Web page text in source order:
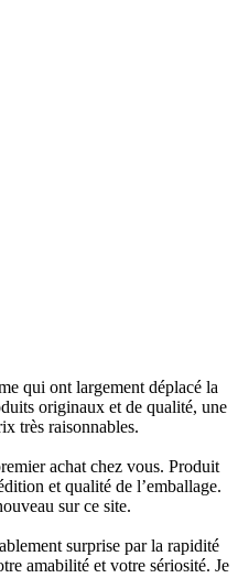
qui ont largement déplacé la
originaux et de qualité, une
très raisonnables.
achat chez vous. Produit
et qualité de l’emballage.
sur ce site.
surprise par la rapidité
amabilité et votre sériosité. Je